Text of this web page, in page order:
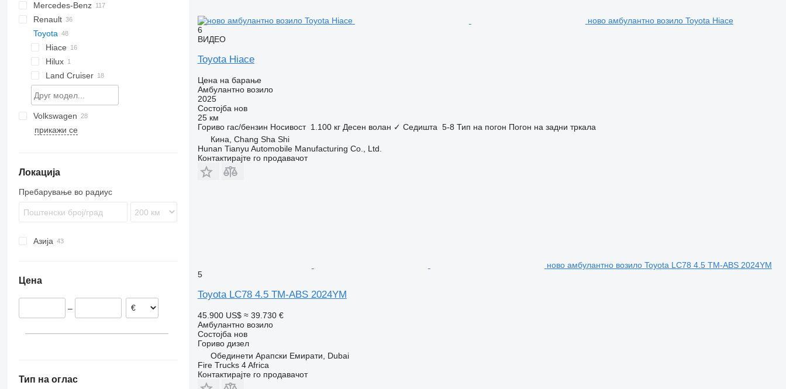
Jumpy
Scudo
Talento
F-series
Ranger
Tourneo
Transit
Daily
FVR
Defender
TGA
TGE
Mercedes-Benz
Atego
Sprinter
Vito
Caravan
NV
Patrol
Primastar
Urvan
Movano
Vivaro
Boxer
Expert
Renault
C-series
Master
T-series
Trafic
Toyota
Hiace
Hilux
Land Cruiser
Volkswagen
Amarok
S-series
прикажи се
Локација
Пребарување во радиус
Азија
Цена
–
Тип на оглас
ново амбулантно возило Toyota Hiace
6
ВИДЕО
Toyota Hiace
Цена на барање
Амбулантно возило
2025
Состојба нов
25 км
Гориво гас/бензин Носивост 1.100 кг Десен волан ✓ Седишта 5-8 Тип на погон Погон на задни тркала
Кина, Chang Sha Shi
Hunan Tianyu Automobile Manufacturing Co., Ltd.
Контактирајте го продавачот
ново амбулантно возило Toyota LC78 4.5 TM-ABS 2024YM
5
Toyota LC78 4.5 TM-ABS 2024YM
45.900 US$ ≈ 39.730 €
Амбулантно возило
Состојба нов
Гориво дизел
Обединети Арапски Емирати, Dubai
Fire Trucks 4 Africa
Контактирајте го продавачот